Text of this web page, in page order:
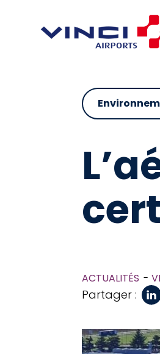
ACTUALITÉS
Partager :